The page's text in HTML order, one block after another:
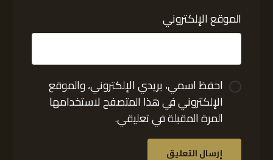
الموقع الإلكتروني
احفظ اسمي، بريدي الإلكتروني، والموقع
الإلكتروني في هذا المتصفح لاستخدامها
المرة المقبلة في تعليقي.